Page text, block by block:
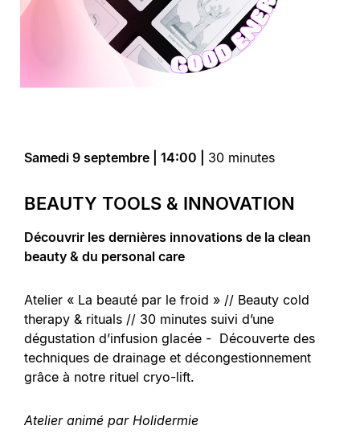
Samedi 9 septembre | 14:00 | 30 minutes
BEAUTY TOOLS & INNOVATION
Découvrir les dernières innovations de la clean
beauty & du personal care
Atelier « La beauté par le froid » // Beauty cold
therapy & rituals // 30 minutes suivi d’une
dégustation d’infusion glacée - Découverte des
techniques de drainage et décongestionnement
grâce à notre rituel cryo-lift.
Atelier animé par Holidermie